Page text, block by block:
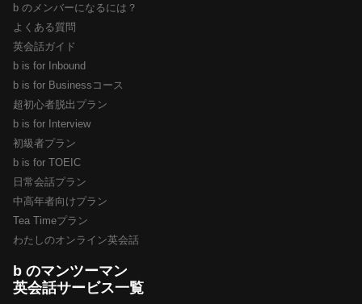
b のメンバーになるには？
よくある質問
英会話ガイド
b is for Inbound
b is for Businessコース
超初心者脱出プラン
b is for Interview
初級者プラン
b is for TOEIC
日常会話プラン
中高年者向けプラン
Tea Timeプラン
わたしのオンライン英会話
b のマンツーマン
英会話サービス一覧